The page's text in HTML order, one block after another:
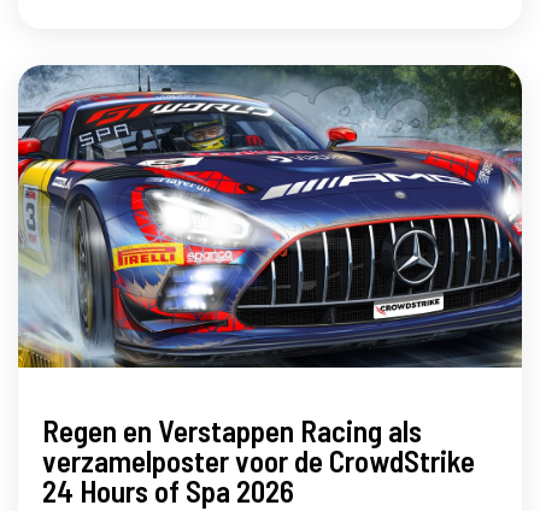
Regen en Verstappen Racing als
verzamelposter voor de CrowdStrike
24 Hours of Spa 2026